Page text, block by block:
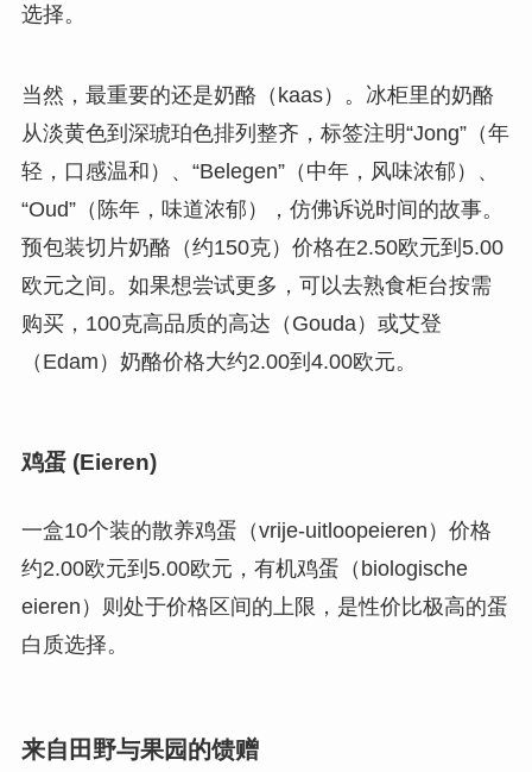
选择。
当然，最重要的还是奶酪（kaas）。冰柜里的奶酪
从淡黄色到深琥珀色排列整齐，标签注明“Jong”（年
轻，口感温和）、“Belegen”（中年，风味浓郁）、
“Oud”（陈年，味道浓郁），仿佛诉说时间的故事。
预包装切片奶酪（约150克）价格在2.50欧元到5.00
欧元之间。如果想尝试更多，可以去熟食柜台按需
购买，100克高品质的高达（Gouda）或艾登
（Edam）奶酪价格大约2.00到4.00欧元。
鸡蛋 (Eieren)
一盒10个装的散养鸡蛋（vrije-uitloopeieren）价格
约2.00欧元到5.00欧元，有机鸡蛋（biologische
eieren）则处于价格区间的上限，是性价比极高的蛋
白质选择。
来自田野与果园的馈赠